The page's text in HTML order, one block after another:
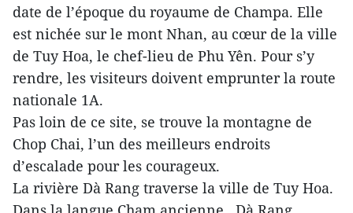
date de l’époque du royaume de Champa. Elle
est nichée sur le mont Nhan, au cœur de la ville
de Tuy Hoa, le chef-lieu de Phu Yên. Pour s’y
rendre, les visiteurs doivent emprunter la route
nationale 1A.
Pas loin de ce site, se trouve la montagne de
Chop Chai, l’un des meilleurs endroits
d’escalade pour les courageux.
La rivière Dà Rang traverse la ville de Tuy Hoa.